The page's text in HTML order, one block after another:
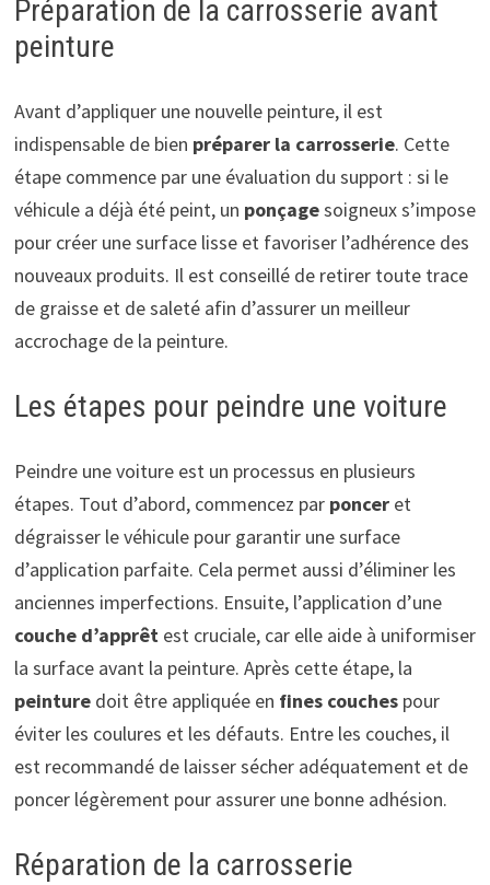
Préparation de la carrosserie avant
peinture
Avant d’appliquer une nouvelle peinture, il est
indispensable de bien préparer la carrosserie. Cette
étape commence par une évaluation du support : si le
véhicule a déjà été peint, un ponçagesoigneux s’impose
pour créer une surface lisse et favoriser l’adhérence des
nouveaux produits. Il est conseillé de retirer toute trace
de graisse et de saleté afin d’assurer un meilleur
accrochage de la peinture.
Les étapes pour peindre une voiture
Peindre une voiture est un processus en plusieurs
étapes. Tout d’abord, commencez par ponceret
dégraisser le véhicule pour garantir une surface
d’application parfaite. Cela permet aussi d’éliminer les
anciennes imperfections. Ensuite, l’application d’une
couche d’apprêtest cruciale, car elle aide à uniformiser
la surface avant la peinture. Après cette étape, la
peinturedoit être appliquée en fines couchespour
éviter les coulures et les défauts. Entre les couches, il
est recommandé de laisser sécher adéquatement et de
poncer légèrement pour assurer une bonne adhésion.
Réparation de la carrosserie